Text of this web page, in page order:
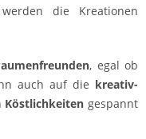
werden die Kreationen
, egal ob
auch auf die kreativ-
Köstlichkeiten gespannt